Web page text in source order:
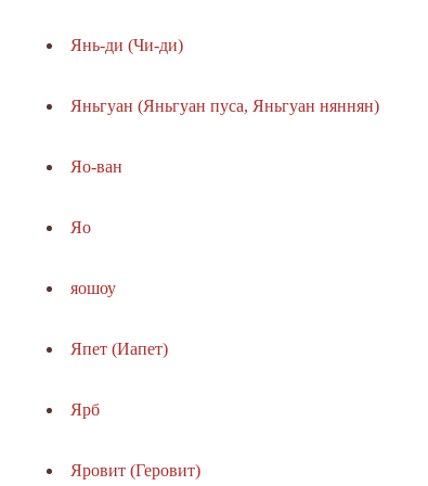
Янь-ди (Чи-ди)
Яньгуан (Яньгуан пуса, Яньгуан няннян)
Яо-ван
Яо
яошоу
Япет (Иапет)
Ярб
Яровит (Геровит)